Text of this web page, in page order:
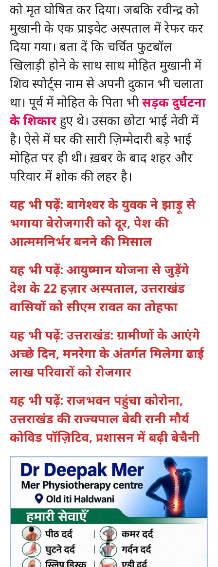
को मृत घोषित कर दिया। जबकि रवीन्द्र को
मुखानी के एक प्राइवेट अस्पताल में रेफर कर
दिया गया। बता दें कि चर्चित फुटबॉल
खिलाड़ी होने के साथ साथ मोहित मुखानी में
शिव स्पोर्ट्स नाम से अपनी दुकान भी चलाता
था। पूर्व में मोहित के पिता भी सड़क दुर्घटना
के शिकारहुए थे। उसका छोटा भाई नेवी में
है। ऐसे में घर की सारी ज़िम्मेदारी बड़े भाई
मोहित पर ही थी। ख़बर के बाद शहर और
परिवार में शोक की लहर है।
यह भी पढ़ें: बागेश्वर के युवक ने झाड़ू से
भगाया बेरोजगारी को दूर, पेश की
आत्ममनिर्भर बनने की मिसाल
यह भी पढ़ें: आयुष्मान योजना से जुड़ेंगे
देश के 22 हज़ार अस्पताल, उत्तराखंड
वासियों को सीएम रावत का तोहफा
यह भी पढ़ें: उत्तराखंड: ग्रामीणों के आएंगे
अच्छे दिन, मनरेगा के अंतर्गत मिलेगा ढाई
लाख परिवारों को रोजगार
यह भी पढ़ें: राजभवन पहुंचा कोरोना,
उत्तराखंड की राज्यपाल बेबी रानी मौर्य
कोविड पॉज़िटिव, प्रशासन में बढ़ी बेचैनी